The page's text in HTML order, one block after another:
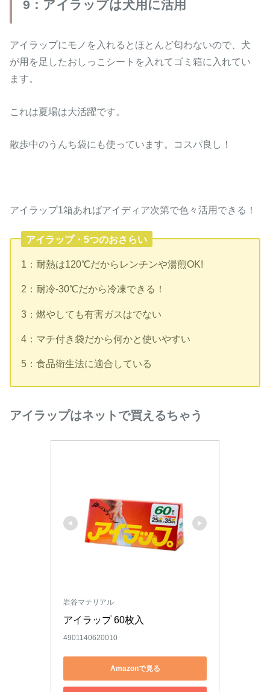
9：アイラップは犬用に活用
アイラップにモノを入れるとほとんど匂わないので、犬
が用を足したおしっこシートを入れてゴミ箱に入れてい
ます。
これは夏場は大活躍です。
散歩中のうんち袋にも使っています。コスパ良し！
アイラップ1箱あればアイディア次第で色々活用できる！
アイラップ・5つのおさらい
1：耐熱は120℃だからレンチンや湯煎OK!
2：耐冷-30℃だから冷凍できる！
3：燃やしても有害ガスはでない
4：マチ付き袋だから何かと使いやすい
5：食品衛生法に適合している
アイラップはネットで買えるちゃう
岩谷マテリアル
アイラップ 60枚入
4901140620010
Amazonで見る